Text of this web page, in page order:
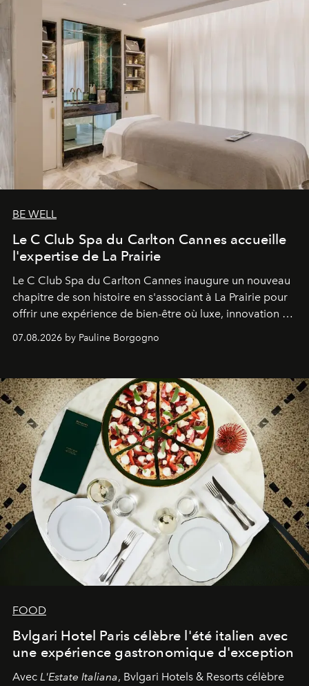
BE WELL
Le C Club Spa du Carlton Cannes accueille
l'expertise de La Prairie
Le C Club Spa du Carlton Cannes inaugure un nouveau
chapitre de son histoire en s'associant à La Prairie pour
offrir une expérience de bien-être où luxe, innovation et
expertise se rencontrent.
07.08.2026 by Pauline Borgogno
FOOD
Bvlgari Hotel Paris célèbre l'été italien avec
une expérience gastronomique d'exception
Avec L'Estate Italiana, Bvlgari Hotels & Resorts célèbre